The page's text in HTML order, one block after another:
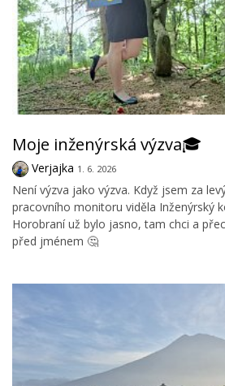
Moje inženýrská výzva🎓
Verjajka 1. 6. 2026
Není výzva jako výzva. Když jsem za
pracovního monitoru viděla Inženýrský
Horobraní už bylo jasno, tam chci a
před jménem 🤔